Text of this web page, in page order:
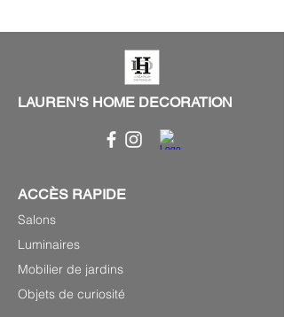
LAUREN'S HOME DECORATION
ACCÈS RAPIDE
Salons
Luminaires
Mobilier de jardins
Objets de curiosité